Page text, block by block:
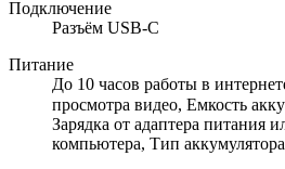
Подключение
Разъём USB-C
Питание
До 10 часов работы в
просмотра видео, Емкость
Зарядка от адаптера питания
компьютера, Тип